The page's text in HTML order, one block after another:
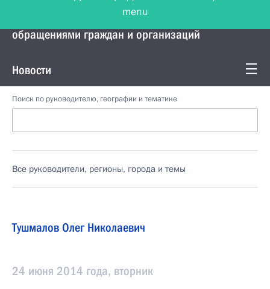
Управление Президента по работе с
обращениями граждан и организаций
Новости
Поиск по руководителю, географии и тематике
Все руководители, регионы, города и темы
Тушмалов Олег Николаевич
24 июня 2014 года, вторник
menu